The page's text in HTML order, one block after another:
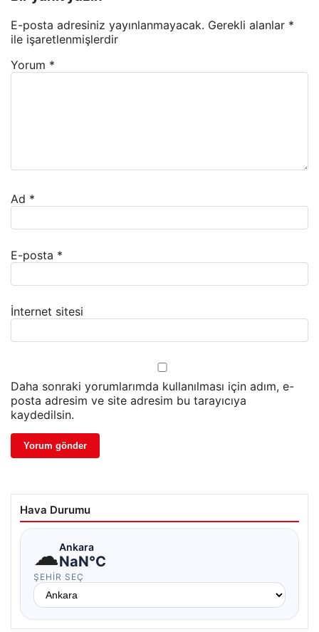
E-posta adresiniz yayınlanmayacak. Gerekli alanlar *
ile işaretlenmişlerdir
Yorum *
Ad *
E-posta *
İnternet sitesi
Daha sonraki yorumlarımda kullanılması için adım, e-
posta adresim ve site adresim bu tarayıcıya
kaydedilsin.
Hava Durumu
☁Ankara
NaN°C
ŞEHIR SEÇ